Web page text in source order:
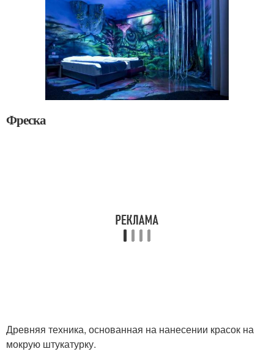
Фреска
Древняя техника, основанная на нанесении красок на
мокрую штукатурку.